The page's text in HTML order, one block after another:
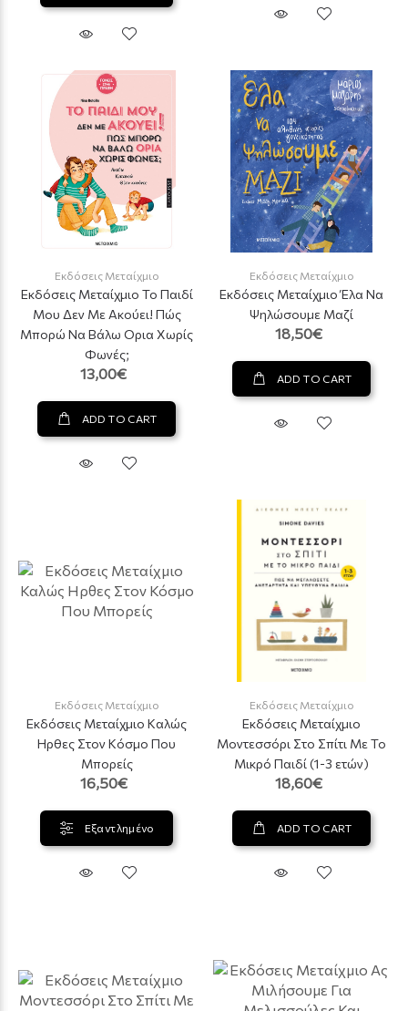
Εκδόσεις Μεταίχμιο
Εκδόσεις Μεταίχμιο Το Παιδί
Μου Δεν Με Ακούει! Πώς
Μπορώ Να Βάλω Ορια Χωρίς
Φωνές;
13,00€
ADD TO CART
Εκδόσεις Μεταίχμιο
Εκδόσεις Μεταίχμιο Έλα Να
Ψηλώσουμε Μαζί
18,50€
ADD TO CART
Εκδόσεις Μεταίχμιο
Εκδόσεις Μεταίχμιο Καλώς
Hρθες Στον Κόσμο Που
Μπορείς
16,50€
Εξαντλημένο
Εκδόσεις Μεταίχμιο
Εκδόσεις Μεταίχμιο
Μοντεσσόρι Στο Σπίτι Με Το
Μικρό Παιδί (1-3 ετών)
18,60€
ADD TO CART